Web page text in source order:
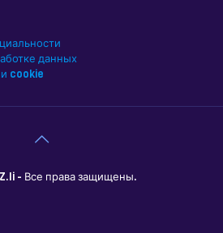
данных
cookie
- Все права защищены.